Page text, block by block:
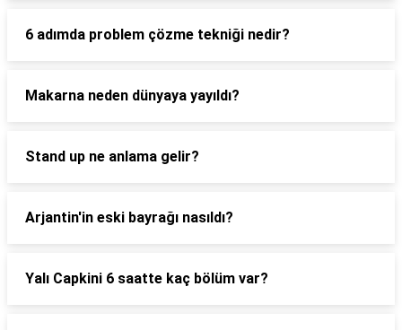
6 adımda problem çözme tekniği nedir?
Makarna neden dünyaya yayıldı?
Stand up ne anlama gelir?
Arjantin'in eski bayrağı nasıldı?
Yalı Capkini 6 saatte kaç bölüm var?